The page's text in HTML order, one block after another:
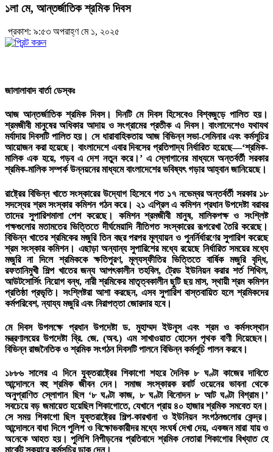
১লা মে, আন্তর্জাতিক শ্রমিক দিবস
প্রকাশ: ৯:৫৩ অপরাহ্ণ মে ১, ২০২৫
জালালাবাদ বার্তা ডেস্কঃ
আজ আন্তর্জাতিক শ্রমিক দিবস। দিনটি মে দিবস হিসেবেও বিশ্বজুড়ে পালিত হয়।
শ্রমজীবী মানুষের অধিকার আদায় ও সংগ্রামের প্রতীক এ দিবস। বাংলাদেশেও যথাযথ
মর্যাদায় দিবসটি পালিত হয়। সে ধারাবাহিকতায় আজ বিভিন্ন সভা-সেমিনার এবং কর্মসূচির
আয়োজন করা হয়েছে। বাংলাদেশে এবার দিবসের প্রতিপাদ্য নির্ধারিত হয়েছে—‘শ্রমিক-
মালিক এক হয়ে, গড়ব এ দেশ নতুন করে।’ এ স্লোগানের মাধ্যমে অন্তর্বর্তী সরকার
শ্রমিক-মালিক সম্পর্ক উন্নয়নের মাধ্যমে বাংলাদেশের ভবিষ্যৎ গড়ার আহ্বান জানিয়েছে।
রাষ্ট্রের বিভিন্ন খাতে সংস্কারের উদ্যোগ হিসেবে গত ১৭ নভেম্বর অন্তর্বর্তী সরকার ১৮
সদস্যের শ্রম সংস্কার কমিশন গঠন করে। ২১ এপ্রিল এ কমিশন প্রধান উপদেষ্টা বরাবর
তাদের সুপারিশমালা পেশ করেছে। কমিশন শ্রমজীবী মানুষ, মালিকপক্ষ ও সংশ্লিষ্ট
পক্ষগুলোর মতামতের ভিত্তিতে দীর্ঘমেয়াদি নীতিগত সংস্কারের রূপরেখা তৈরি করেছে।
বিভিন্ন খাতের শ্রমিকের মজুরি তিন বছর পরপর মূল্যায়ন ও পুনর্নির্ধারণের সুপারিশ করেছে
শ্রম সংস্কার কমিশন। এছাড়া অন্যান্য সুপারিশের মধ্যে রয়েছে নির্ধারিত সময়ের মধ্যে
মজুরি না দিলে শ্রমিককে ক্ষতিপূরণ, মূল্যস্ফীতির ভিত্তিতে বার্ষিক মজুরি বৃদ্ধি,
রফতানিমুখী শিল্প খাতের জন্য আপৎকালীন তহবিল, ট্রেড ইউনিয়ন করার শর্ত শিথিল,
আউটসোর্সিং নিয়োগ বন্ধ, নারী শ্রমিকের মাতৃত্বকালীন ছুটি ছয় মাস, স্থায়ী শ্রম কমিশন
প্রতিষ্ঠা প্রভৃতি। সংশ্লিষ্টরা আশা করছেন, এসব সুপারিশ বাস্তবায়িত হলে শ্রমিকদের
কর্মপরিবেশ, ন্যায্য মজুরি এবং নিরাপত্তা জোরদার হবে।
মে দিবস উপলক্ষে প্রধান উপদেষ্টা ড. মুহাম্মদ ইউনূস এবং শ্রম ও কর্মসংস্থান
মন্ত্রণালয়ের উপদেষ্টা ব্রি. জে. (অব.) এম সাখাওয়াত হোসেন পৃথক বাণী দিয়েছেন।
বিভিন্ন রাজনৈতিক ও শ্রমিক সংগঠন দিবসটি পালনে বিভিন্ন কর্মসূচি পালন করবে।
১৮৮৬ সালের এ দিনে যুক্তরাষ্ট্রের শিকাগো শহরে দৈনিক ৮ ঘণ্টা কাজের দাবিতে
আন্দোলনে বহু শ্রমিক জীবন দেন। সমাজ সংস্কারক রবার্ট ওয়েনের ভাবনা থেকে
অনুপ্রাণিত স্লোগান ছিল ‘৮ ঘণ্টা কাজ, ৮ ঘণ্টা বিনোদন ৮ আট ঘণ্টা বিশ্রাম।’
সবচেয়ে বড় জমায়েত হয়েছিল শিকাগোতে, যেখানে প্রায় ৪০ হাজার শ্রমিক সমবেত হন।
সে সময় শিকাগো ছিল যুক্তরাষ্ট্রের শিল্প-কারখানা ও ইউনিয়ন সংগঠনগুলোর কেন্দ্র।
আন্দোলনে বাধা দিলে পুলিশ ও বিক্ষোভকারীদর মধ্যে সংঘর্ষ দেখা দেয়, একজন মারা যায় ও
অনেকে আহত হয়। পুলিশি নিপীড়নের প্রতিবাদে শ্রমিক নেতারা শিকাগোর বিখ্যাত হে
মার্কেট স্কয়ারে কর্মসূচির ডাক দেন।